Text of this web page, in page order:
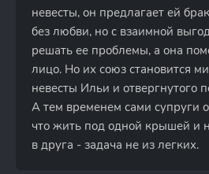
невесты, он предлагает ей
без любви, но с взаимной
решать ее проблемы, а она
лицо. Но их союз становится
невесты Ильи и отвергнутого
А тем временем сами супруги
что жить под одной крышей и
в друга - задача не из легких.